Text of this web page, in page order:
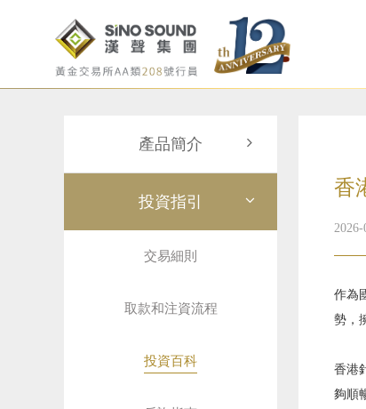
產品簡介
投資指引
交易細則
取款和注資流程
投資百科
香
2026-
作為
勢，
香港
夠順